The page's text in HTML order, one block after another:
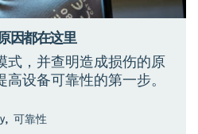
因都在这里
式，并查明造成损伤的原
设备可靠性的第一步。
, 可靠性